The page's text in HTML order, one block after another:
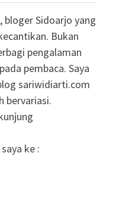
bloger Sidoarjo yang
Bukan
pengalaman
pembaca. Saya
sariwidiarti.com
bervariasi.
ke :